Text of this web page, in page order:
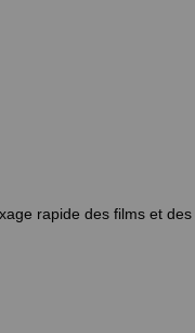
rapide des films et des